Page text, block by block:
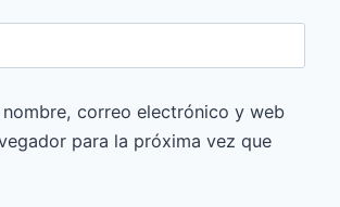
nombre, correo electrónico y web
para la próxima vez que